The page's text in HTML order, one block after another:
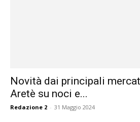
Novità dai principali
Aretè su noci e...
Redazione 2 - 31 Maggio 2024